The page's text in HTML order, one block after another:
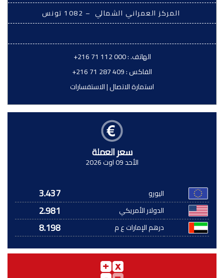
المركز العمراني الشمالي – 1082 تونس
الهاتف. :+216 71 112 000
الفاكس :+216 71 287 409
استمارة الاتصال|الاستفسارات
سعر العملة
الأحد 09 اوت 2026
اليورو 3.437
الدولار الأمريكي 2.981
درهم الإمارات ع م 8.198